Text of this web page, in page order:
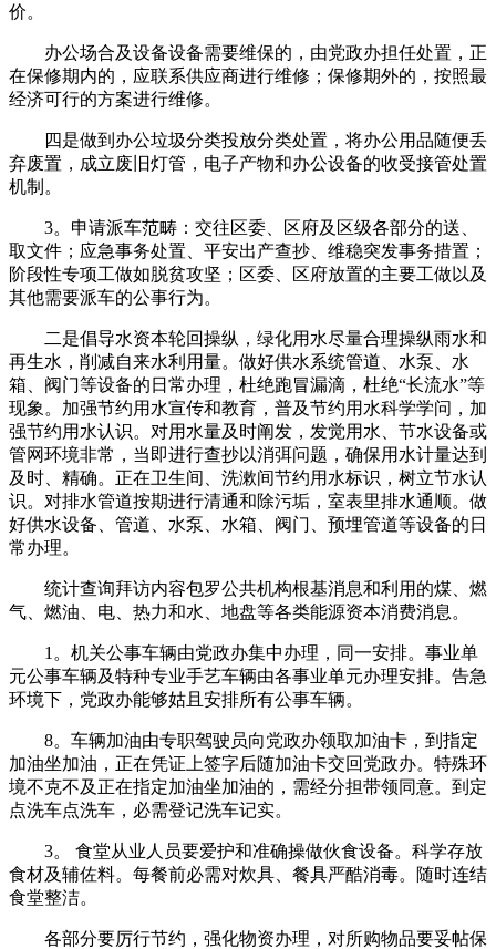
价。
办公场合及设备设备需要维保的，由党政办担任处置，正
在保修期内的，应联系供应商进行维修；保修期外的，按照最
经济可行的方案进行维修。
四是做到办公垃圾分类投放分类处置，将办公用品随便丢
弃废置，成立废旧灯管，电子产物和办公设备的收受接管处置
机制。
3。申请派车范畴：交往区委、区府及区级各部分的送、
取文件；应急事务处置、平安出产查抄、维稳突发事务措置；
阶段性专项工做如脱贫攻坚；区委、区府放置的主要工做以及
其他需要派车的公事行为。
二是倡导水资本轮回操纵，绿化用水尽量合理操纵雨水和
再生水，削减自来水利用量。做好供水系统管道、水泵、水
箱、阀门等设备的日常办理，杜绝跑冒漏滴，杜绝“长流水”等
现象。加强节约用水宣传和教育，普及节约用水科学学问，加
强节约用水认识。对用水量及时阐发，发觉用水、节水设备或
管网环境非常，当即进行查抄以消弭问题，确保用水计量达到
及时、精确。正在卫生间、洗漱间节约用水标识，树立节水认
识。对排水管道按期进行清通和除污垢，室表里排水通顺。做
好供水设备、管道、水泵、水箱、阀门、预埋管道等设备的日
常办理。
统计查询拜访内容包罗公共机构根基消息和利用的煤、燃
气、燃油、电、热力和水、地盘等各类能源资本消费消息。
1。机关公事车辆由党政办集中办理，同一安排。事业单
元公事车辆及特种专业手艺车辆由各事业单元办理安排。告急
环境下，党政办能够姑且安排所有公事车辆。
8。车辆加油由专职驾驶员向党政办领取加油卡，到指定
加油坐加油，正在凭证上签字后随加油卡交回党政办。特殊环
境不克不及正在指定加油坐加油的，需经分担带领同意。到定
点洗车点洗车，必需登记洗车记实。
3。 食堂从业人员要爱护和准确操做伙食设备。科学存放
食材及辅佐料。每餐前必需对炊具、餐具严酷消毒。随时连结
食堂整洁。
各部分要厉行节约，强化物资办理，对所购物品要妥帖保